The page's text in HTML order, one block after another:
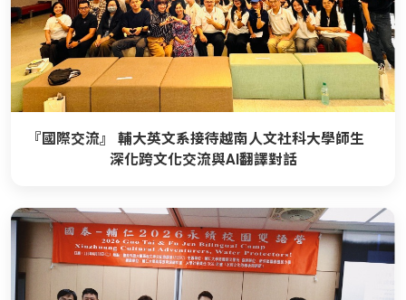
『國際交流』 輔大英文系接待越南人文社科大學師生
深化跨文化交流與AI翻譯對話